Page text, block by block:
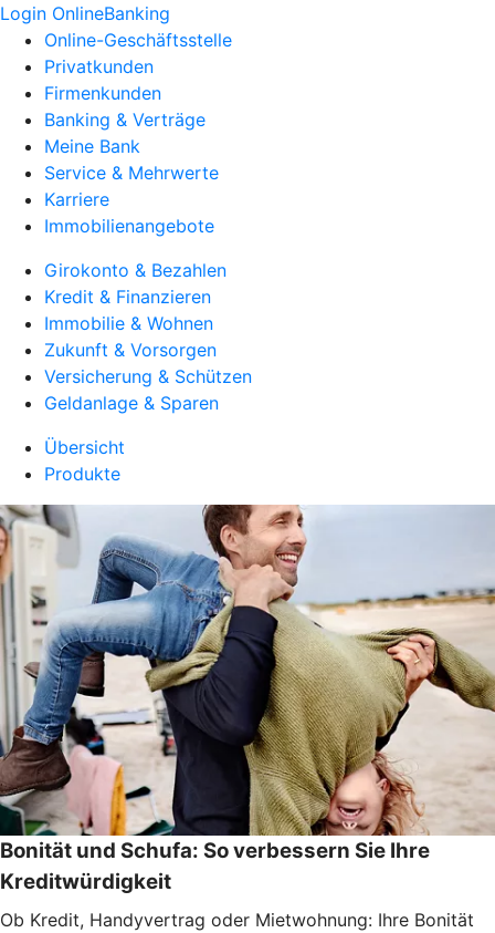
Login OnlineBanking
Online-Geschäftsstelle
Privatkunden
Firmenkunden
Banking & Verträge
Meine Bank
Service & Mehrwerte
Karriere
Immobilienangebote
Girokonto & Bezahlen
Kredit & Finanzieren
Immobilie & Wohnen
Zukunft & Vorsorgen
Versicherung & Schützen
Geldanlage & Sparen
Übersicht
Produkte
Bonität und Schufa: So verbessern Sie Ihre
Kreditwürdigkeit
Ob Kredit, Handyvertrag oder Mietwohnung: Ihre Bonität